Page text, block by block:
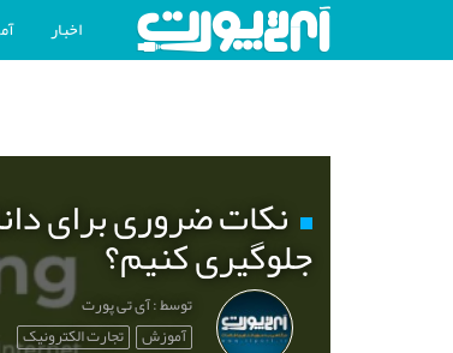
اخبار
نکات ضروری برای
جلوگیری کنیم؟
توسط : آی تی پورت
آموزش تجارت الکترونیک